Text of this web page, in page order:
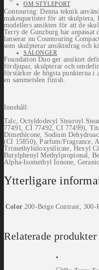
OM STYLEPORT
SALONGER
Contouring: Denna teknik
makeupartister för att skulptera,
modellers ansikten för att de
Terry de Gunzburg har
lanserar nu Countouring
som skulpterar ansiktsdrag och
Foundation Duo ger ansiktet
fördjupar, skulpterar och
förstärker de högsta punkterna i
en sammetslen finish.
Innehåll:
Talc, Octyldodecyl Stearoyl
77491, CI 77492, CI 77499),
Dimethicone, Sodium
(CI 15850), Parfum/Fragrance,
Trimethylsiloxysilicate, Hexyl
Butylphenyl Methylpropional,
Alpha-Isomethyl Ionone,
Ytterligare
Color 200-Beige Contrast, 300-
Relaterade produkter